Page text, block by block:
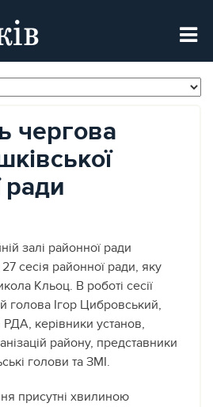
чергова
ради
залі районної ради
сесія районної ради, яку
Кльоц. В роботі сесії
голова Ігор Цибровський,
керівники установ,
району, представники
голови та ЗМІ.
присутні хвилиною